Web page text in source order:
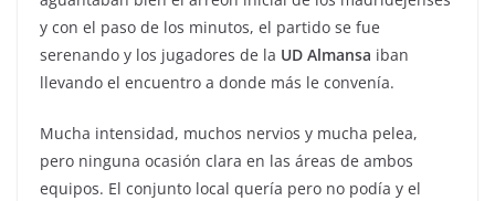
y con el paso de los minutos, el partido se fue
serenando y los jugadores de la UD Almansa iban
llevando el encuentro a donde más le convenía.
Mucha intensidad, muchos nervios y mucha pelea,
pero ninguna ocasión clara en las áreas de ambos
equipos. El conjunto local quería pero no podía y el